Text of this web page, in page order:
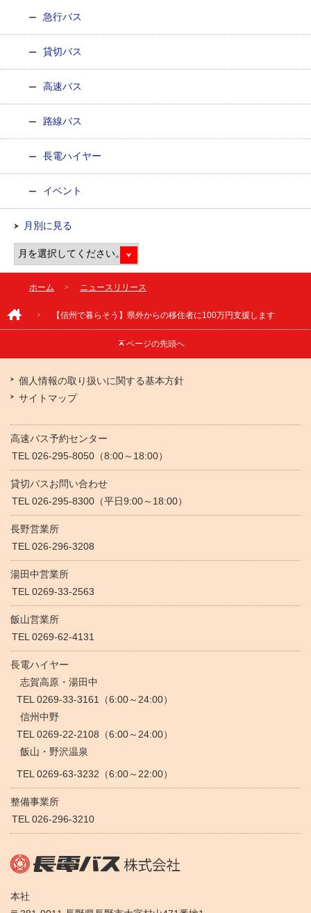
急行バス
貸切バス
高速バス
路線バス
長電ハイヤー
イベント
月別に見る
ホーム ニュースリリース
【信州で暮らそう】県外からの移住者に100万円支援します
ページの先頭へ
個人情報の取り扱いに関する基本方針
サイトマップ
高速バス予約センター
TEL 026-295-8050（8:00～18:00）
貸切バスお問い合わせ
TEL 026-295-8300（平日9:00～18:00）
長野営業所
TEL 026-296-3208
湯田中営業所
TEL 0269-33-2563
飯山営業所
TEL 0269-62-4131
長電ハイヤー
志賀高原・湯田中
TEL 0269-33-3161（6:00～24:00）
信州中野
TEL 0269-22-2108（6:00～24:00）
飯山・野沢温泉
TEL 0269-63-3232（6:00～22:00）
整備事業所
TEL 026-296-3210
本社